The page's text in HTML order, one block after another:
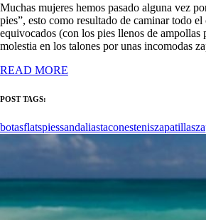
Muchas mujeres hemos pasado alguna vez
pies”, esto como resultado de caminar todo el
equivocados (con los pies llenos de ampollas
molestia en los talones por unas incomodas
READ MORE
POST TAGS:
botasflatspiessandaliastaconesteniszapatillas